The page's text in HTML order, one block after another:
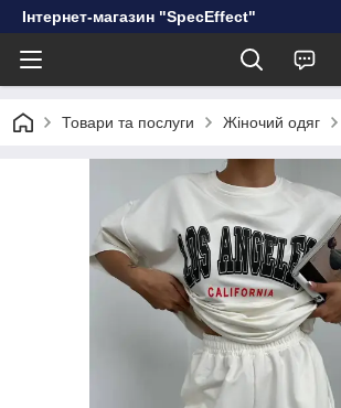
Інтернет-магазин "SpecEffect"
Товари та послуги Жіночий одяг